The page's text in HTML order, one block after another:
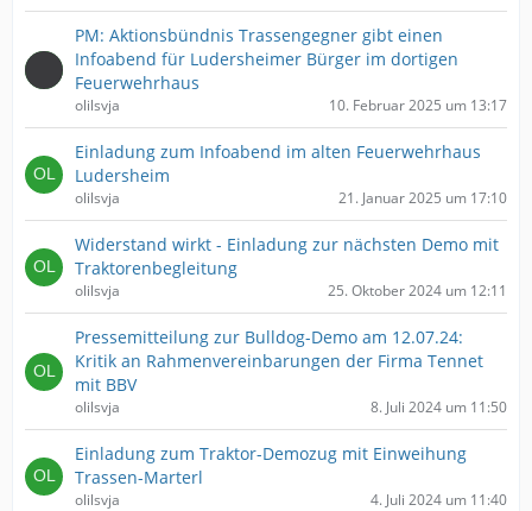
PM: Aktionsbündnis Trassengegner gibt einen
Infoabend für Ludersheimer Bürger im dortigen
Feuerwehrhaus
olilsvja 10. Februar 2025 um 13:17
Einladung zum Infoabend im alten Feuerwehrhaus
Ludersheim
olilsvja 21. Januar 2025 um 17:10
Widerstand wirkt - Einladung zur nächsten Demo mit
Traktorenbegleitung
olilsvja 25. Oktober 2024 um 12:11
Pressemitteilung zur Bulldog-Demo am 12.07.24:
Kritik an Rahmenvereinbarungen der Firma Tennet
mit BBV
olilsvja 8. Juli 2024 um 11:50
Einladung zum Traktor-Demozug mit Einweihung
Trassen-Marterl
olilsvja 4. Juli 2024 um 11:40